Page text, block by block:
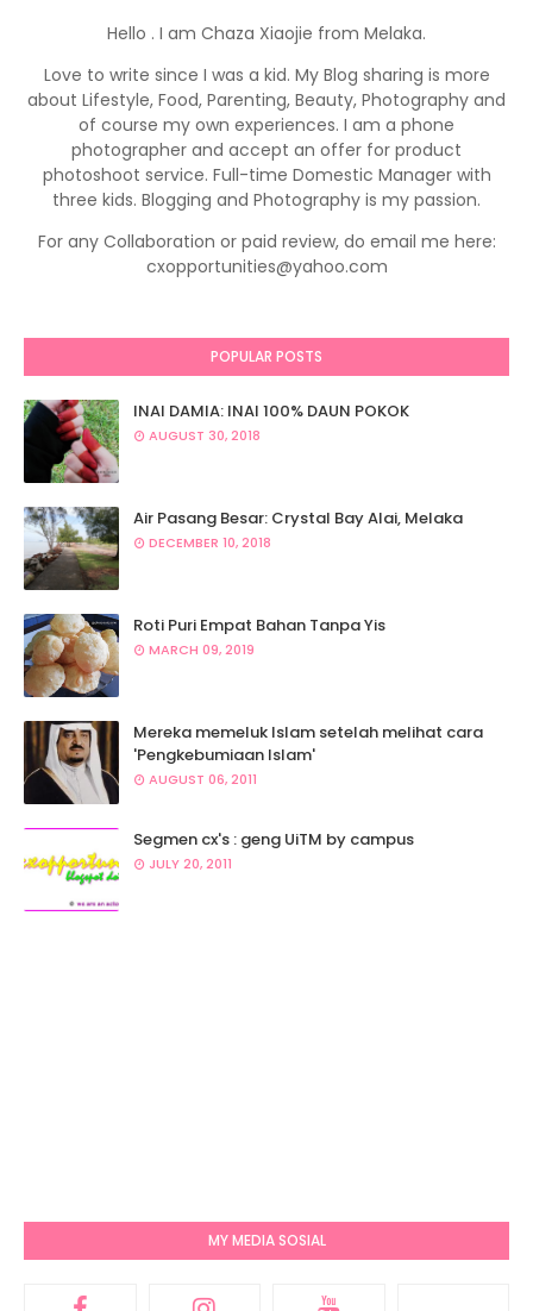
Hello . I am Chaza Xiaojie from Melaka.
Love to write since I was a kid. My Blog sharing is more
about Lifestyle, Food, Parenting, Beauty, Photography and
of course my own experiences. I am a phone
photographer and accept an offer for product
photoshoot service. Full-time Domestic Manager with
three kids. Blogging and Photography is my passion.
For any Collaboration or paid review, do email me here:
cxopportunities@yahoo.com
POPULAR POSTS
INAI DAMIA: INAI 100% DAUN POKOK
AUGUST 30, 2018
Air Pasang Besar: Crystal Bay Alai, Melaka
DECEMBER 10, 2018
Roti Puri Empat Bahan Tanpa Yis
MARCH 09, 2019
Mereka memeluk Islam setelah melihat cara
'Pengkebumiaan Islam'
AUGUST 06, 2011
Segmen cx's : geng UiTM by campus
JULY 20, 2011
MY MEDIA SOSIAL